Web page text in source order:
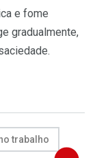
e fome
gradualmente,
trabalho